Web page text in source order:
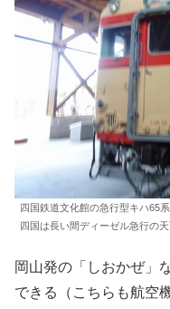
四国鉄道文化館の急行型キハ65系
四国は長い間ディーゼル急行の天
岡山発の「しおかぜ」
できる（こちらも航空